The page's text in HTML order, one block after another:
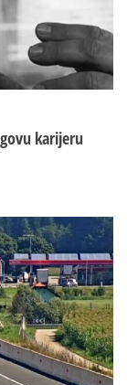
karijeru